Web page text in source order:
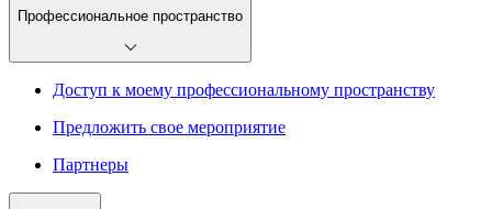
Профессиональное пространство
Доступ к моему профессиональному пространству
Предложить свое мероприятие
Партнеры